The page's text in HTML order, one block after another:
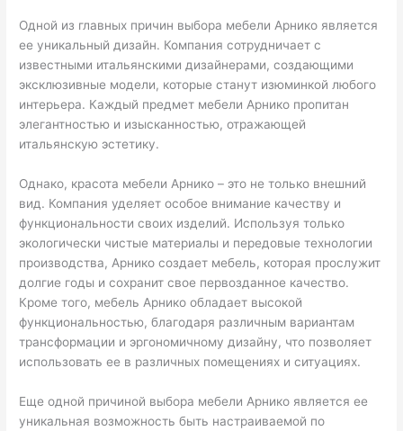
Одной из главных причин выбора мебели Арнико является
ее уникальный дизайн. Компания сотрудничает с
известными итальянскими дизайнерами, создающими
эксклюзивные модели, которые станут изюминкой любого
интерьера. Каждый предмет мебели Арнико пропитан
элегантностью и изысканностью, отражающей
итальянскую эстетику.
Однако, красота мебели Арнико – это не только внешний
вид. Компания уделяет особое внимание качеству и
функциональности своих изделий. Используя только
экологически чистые материалы и передовые технологии
производства, Арнико создает мебель, которая прослужит
долгие годы и сохранит свое первозданное качество.
Кроме того, мебель Арнико обладает высокой
функциональностью, благодаря различным вариантам
трансформации и эргономичному дизайну, что позволяет
использовать ее в различных помещениях и ситуациях.
Еще одной причиной выбора мебели Арнико является ее
уникальная возможность быть настраиваемой по